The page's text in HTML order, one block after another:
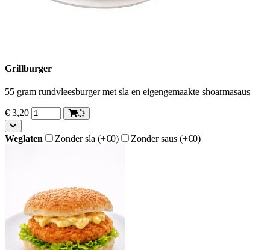
Grillburger
55 gram rundvleesburger met sla en eigengemaakte shoarmasaus
€ 3,20
Weglaten Zonder sla (+€0) Zonder saus (+€0)